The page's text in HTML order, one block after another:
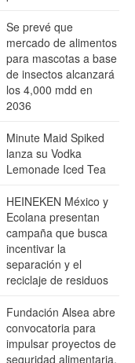
Se prevé que
mercado de alimentos
para mascotas a base
de insectos alcanzará
los 4,000 mdd en
2036
Minute Maid Spiked
lanza su Vodka
Lemonade Iced Tea
HEINEKEN México y
Ecolana presentan
campaña que busca
incentivar la
separación y el
reciclaje de residuos
Fundación Alsea abre
convocatoria para
impulsar proyectos de
seguridad alimentaria,